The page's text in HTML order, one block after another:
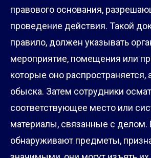
правового основания,
проведение действия. Такой
правило, должен указывать
мероприятие, помещения или
которые оно распространяется,
обыска. Затем сотрудники
соответствующее место или
материалы, связанные с делом.
обнаруживают предметы,